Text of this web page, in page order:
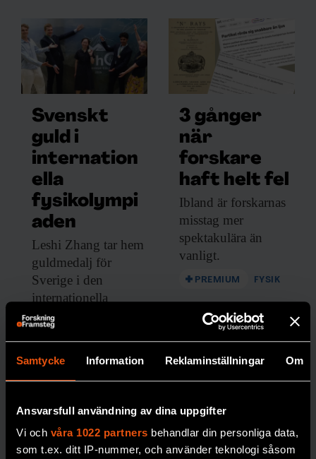
Samtycke Information Reklaminställningar Om
Ansvarsfull användning av dina uppgifter
Vi och våra 1022 partners behandlar din personliga data,
som t.ex. ditt IP-nummer, och använder teknologi såsom
Svenskt
guld i
internation
ella
fysikolympi
aden
Leshi Zhang tar hem
guldmedalj för
Sverige i den
internationella
fysikolympiaden.
PREMIUM
UNGDOMAR
3 gånger
när
forskare
haft helt fel
Ibland är forskarnas
misstag mer
spektakulära än
vanligt.
PREMIUM FYSIK